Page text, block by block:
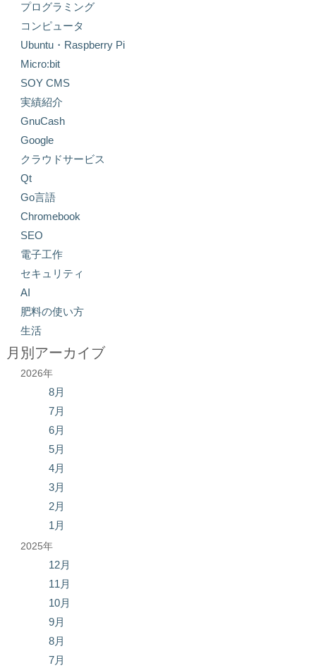
プログラミング
コンピュータ
Ubuntu・Raspberry Pi
Micro:bit
SOY CMS
実績紹介
GnuCash
Google
クラウドサービス
Qt
Go言語
Chromebook
SEO
電子工作
セキュリティ
AI
肥料の使い方
生活
月別アーカイブ
2026年
8月
7月
6月
5月
4月
3月
2月
1月
2025年
12月
11月
10月
9月
8月
7月